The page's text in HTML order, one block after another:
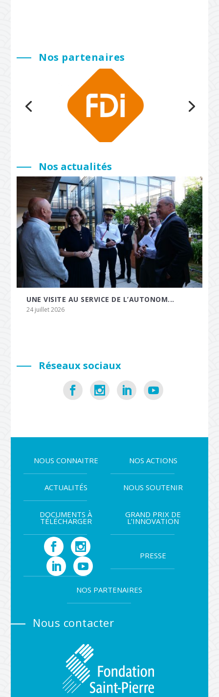
Nos partenaires
Nos actualités
UNE VISITE AU SERVICE DE L’AUTONOM...
24 juillet 2026
Réseaux sociaux
NOUS CONNAITRE NOS ACTIONS
ACTUALITÉS NOUS SOUTENIR
DOCUMENTS À
TÉLÉCHARGER
GRAND PRIX DE
L’INNOVATION
PRESSE
NOS PARTENAIRES
Nous contacter